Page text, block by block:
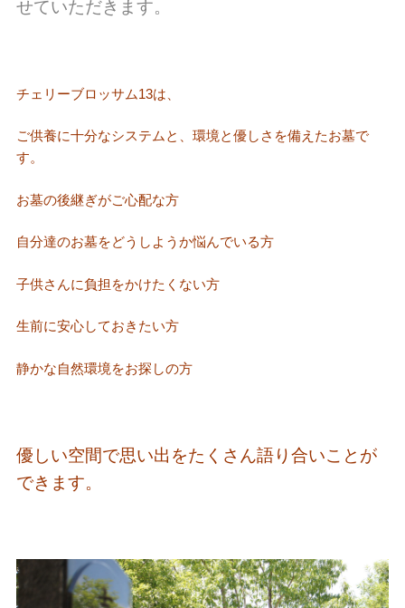
せていただきます。
チェリーブロッサム13は、
ご供養に十分なシステムと、環境と優しさを備えたお墓で
す。
お墓の後継ぎがご心配な方
自分達のお墓をどうしようか悩んでいる方
子供さんに負担をかけたくない方
生前に安心しておきたい方
静かな自然環境をお探しの方
優しい空間で思い出をたくさん語り合いことが
できます。